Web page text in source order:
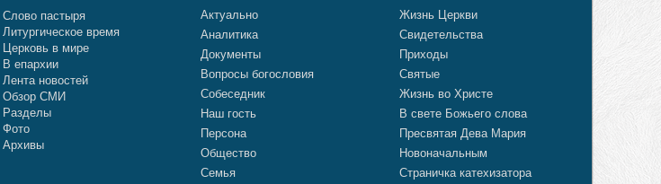
Слово пастыря
Литургическое время
Церковь в мире
В епархии
Лента новостей
Обзор СМИ
Разделы
Фото
Архивы
Актуально
Аналитика
Документы
Вопросы богословия
Собеседник
Наш гость
Персона
Общество
Семья
Жизнь Церкви
Свидетельства
Приходы
Святые
Жизнь во Христе
В свете Божьего слова
Пресвятая Дева Мария
Новоначальным
Страничка катехизатора